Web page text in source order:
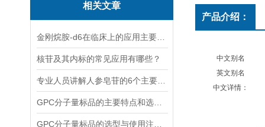
相关文章
核苷及其内标的常见应用有哪些？
产品介绍：
中文别名
英文别名
中文详情：